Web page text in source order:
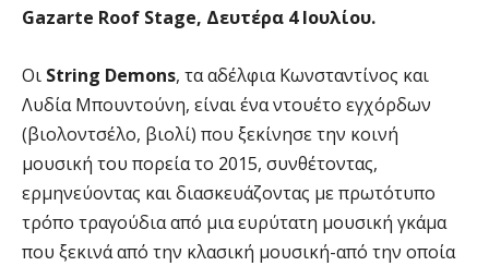
Gazarte Roof Stage, Δευτέρα 4 Ιουλίου.
Οι String Demons, τα αδέλφια Κωνσταντίνος και
Λυδία Μπουντούνη, είναι ένα ντουέτο εγχόρδων
(βιολοντσέλο, βιολί) που ξεκίνησε την κοινή
μουσική του πορεία το 2015, συνθέτοντας,
ερμηνεύοντας και διασκευάζοντας με πρωτότυπο
τρόπο τραγούδια από μια ευρύτατη μουσική γκάμα
που ξεκινά από την κλασική μουσική-από την οποία